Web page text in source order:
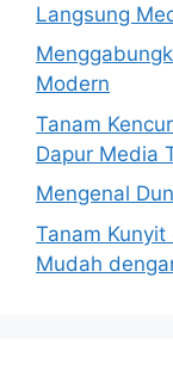
Langsung
Modern
Tanam
Dapur Media
Mengenal
Tanam
Mudah